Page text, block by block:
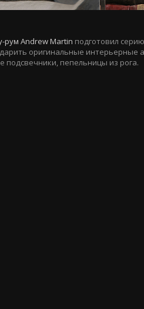
рум Andrew Martin подготовил
оригинальные интерьерные
подсвечники, пепельницы из рога.